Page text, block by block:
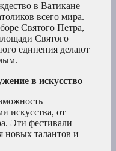
в Ватикане –
всего мира.
Святого Петра,
Святого
единения делают
в искусство
искусства, от
Эти фестивали
новых талантов и